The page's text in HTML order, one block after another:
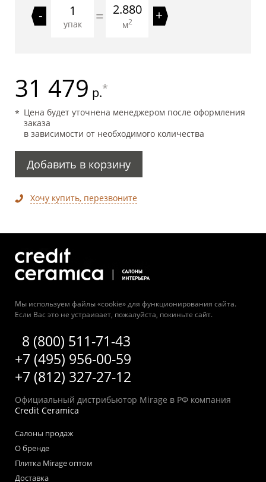
-
упак = 2.880
м2 +
31 479 р.*
Цена будет уточнена менеджером после оформления
заказа
в зависимости от необходимого количества
Добавить в корзину
Хочу купить, перезвоните
Мы используем файлы «cookie» для функционирования сайта.
Если Вас это не устраивает, пожалуйста, покиньте сайт.
8 (800) 511-71-43
+7 (495) 956-00-59
+7 (812) 327-27-12
Официальный дистрибьютор Mirage в РФ компания
Credit Ceramica
Салоны продаж
О бренде
Плитка Mirage оптом
Доставка